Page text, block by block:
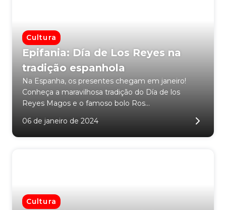
Cultura
Epifania: Día de Los Reyes na
tradição espanhola
Na Espanha, os presentes chegam em janeiro!
Conheça a maravilhosa tradição do Día de los
Reyes Magos e o famoso bolo Ros...
06 de janeiro de 2024
Cultura